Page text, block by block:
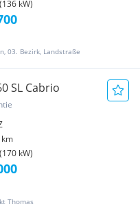
kW)
03. Bezirk, Landstraße
SL Cabrio
km
kW)
Thomas